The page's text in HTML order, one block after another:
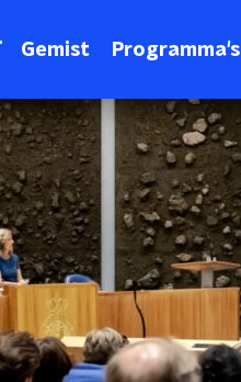
Gemist Programma's